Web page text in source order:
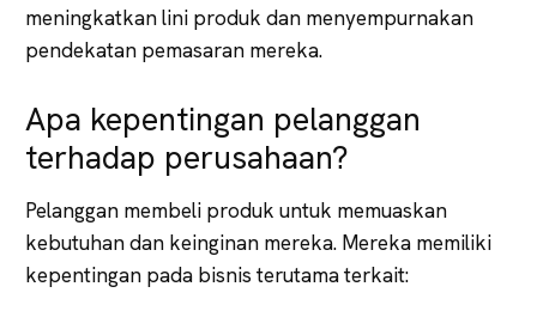
meningkatkan lini produk dan menyempurnakan
pendekatan pemasaran mereka.
Apa kepentingan pelanggan
terhadap perusahaan?
Pelanggan membeli produk untuk memuaskan
kebutuhan dan keinginan mereka. Mereka memiliki
kepentingan pada bisnis terutama terkait: